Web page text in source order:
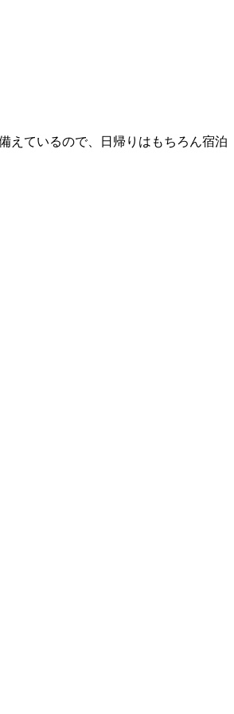
えているので、日帰りはもちろん宿泊